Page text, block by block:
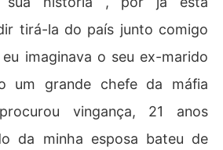
tirá-la do país junto comigo
imaginava o seu ex-marido
um grande chefe da máfia
vingança, 21 anos
da minha esposa bateu de